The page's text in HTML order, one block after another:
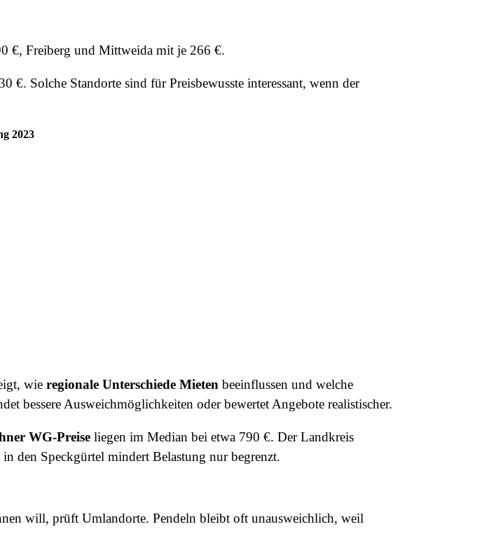
€, Freiberg und Mittweida mit je 266 €.
€. Solche Standorte sind für Preisbewusste interessant, wenn der
2023
wie regionale Unterschiede Mieten beeinflussen und welche
bessere Ausweichmöglichkeiten oder bewertet Angebote realistischer.
WG-Preise liegen im Median bei etwa 790 €. Der Landkreis
den Speckgürtel mindert Belastung nur begrenzt.
will, prüft Umlandorte. Pendeln bleibt oft unausweichlich, weil